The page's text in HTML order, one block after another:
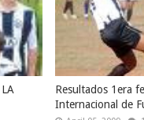
Resultados 1era
Internacional de